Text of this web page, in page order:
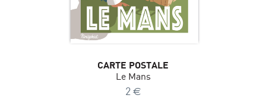
CARTE POSTALE
Le Mans
2 €